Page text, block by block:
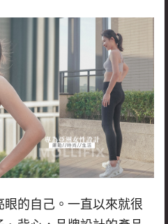
眼的自己。一直以來就很